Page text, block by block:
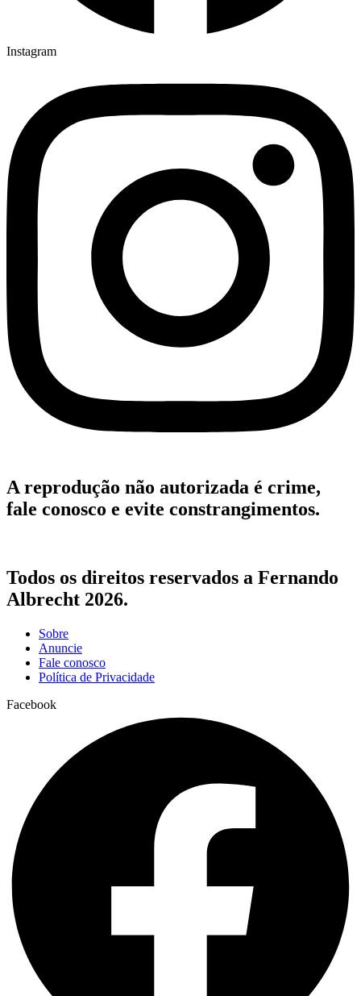
Instagram
A reprodução não autorizada é crime,
fale conosco e evite constrangimentos.
Todos os direitos reservados a Fernando
Albrecht 2026.
Sobre
Anuncie
Fale conosco
Política de Privacidade
Facebook